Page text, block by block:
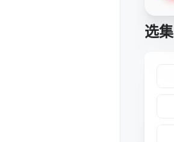
选集